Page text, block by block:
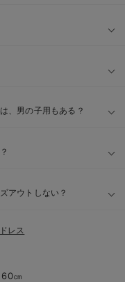
、男の子用もある？
アウトしない？
レス
㎝